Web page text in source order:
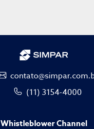
(11) 3154-4000
Whistleblower Channel